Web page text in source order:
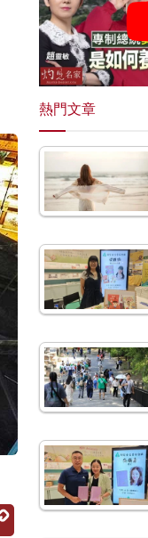
Copy
熱門文章